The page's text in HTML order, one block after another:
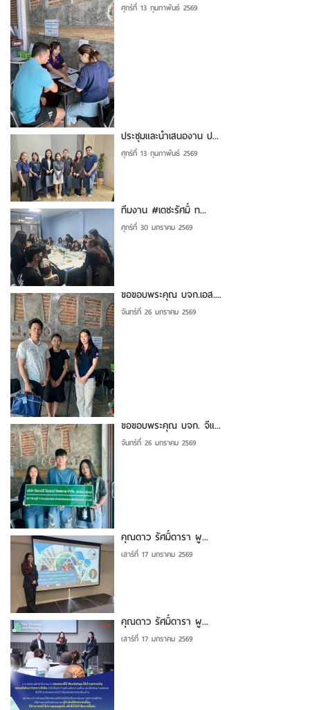
ศุกร์ที่ 13 กุมภาพันธ์ 2569
ประชุมและนำเสนองาน ป...
ศุกร์ที่ 13 กุมภาพันธ์ 2569
ทีมงาน #เตชะรัศมิ์ ท...
ศุกร์ที่ 30 มกราคม 2569
ขอขอบพระคุณ บจก.เอส....
จันทร์ที่ 26 มกราคม 2569
ขอขอบพระคุณ บจก. จีแ...
จันทร์ที่ 26 มกราคม 2569
คุณดาว รัศมิ์ดารา ผู...
เสาร์ที่ 17 มกราคม 2569
คุณดาว รัศมิ์ดารา ผู...
เสาร์ที่ 17 มกราคม 2569